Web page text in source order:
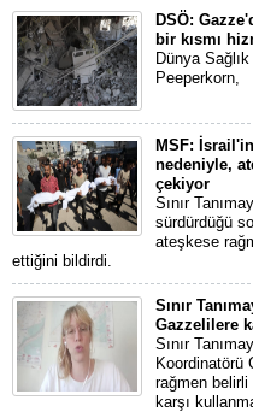
DSÖ:
bir kısmı
Dünya
Peeperkorn,
MSF:
nedeniyle,
çekiyor
Sınır
sürdürdüğü
ateşkese
ettiğini bildirdi.
Sınır
Gazzelilere
Sınır
Koordinatörü
rağmen belirli
karşı